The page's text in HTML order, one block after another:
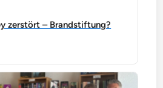
zerstört – Brandstiftung?